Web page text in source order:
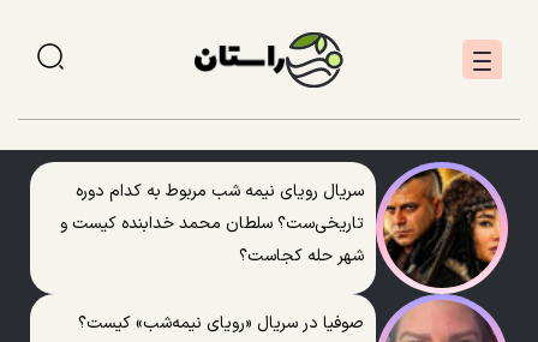
سریال رویای نیمه شب مربوط به کدام دوره
تاریخی‌ست؟ سلطان محمد خدابنده کیست و
شهر حله کجاست؟
صوفیا در سریال «رویای نیمه‌شب» کیست؟